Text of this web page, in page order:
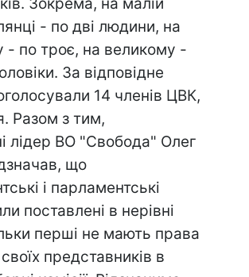
- по дві людини, на
- по троє, на великому -
За відповідне
14 членів ЦВК,
Разом з тим,
лідер ВО "Свобода" Олег
що
і парламентські
поставлені в нерівні
перші не мають права
представників в